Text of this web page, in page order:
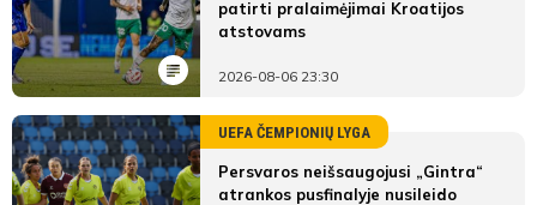
patirti pralaimėjimai Kroatijos
atstovams
2026-08-06 23:30
UEFA ČEMPIONIŲ LYGA
Persvaros neišsaugojusi „Gintra“
atrankos pusfinalyje nusileido